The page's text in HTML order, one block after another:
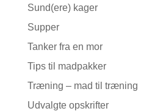
Sund(ere) kager
Supper
Tanker fra en mor
Tips til madpakker
Træning – mad til træning
Udvalgte opskrifter